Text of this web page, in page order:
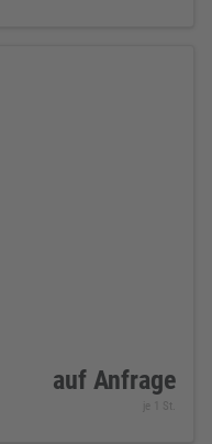
auf Anfrage
je 1 St.